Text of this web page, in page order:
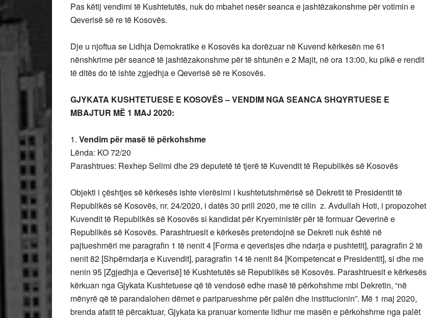
Pas këtij vendimi të Kushtetutës, nuk do mbahet nesër seanca e jashtëzakonshme për votimin e
Qeverisë së re të Kosovës.
Dje u njoftua se Lidhja Demokratike e Kosovës ka dorëzuar në Kuvend kërkesën me 61
nënshkrime për seancë të jashtëzakonshme për të shtunën e 2 Majit, në ora 13:00, ku pikë e rendit
të ditës do të ishte zgjedhja e Qeverisë së re Kosovës.
GJYKATA KUSHTETUESE E KOSOVËS – VENDIM NGA SEANCA SHQYRTUESE E
MBAJTUR MË 1 MAJ 2020:
1. Vendim për masë të përkohshme
Lënda: KO 72/20
Parashtrues: Rexhep Selimi dhe 29 deputetë të tjerë të Kuvendit të Republikës së Kosovës
Objekti i çështjes së kërkesës ishte vlerësimi i kushtetutshmërisë së Dekretit të Presidentit të
Republikës së Kosovës, nr. 24/2020, i datës 30 prill 2020, me të cilin z. Avdullah Hoti, i propozohet
Kuvendit të Republikës së Kosovës si kandidat për Kryeministër për të formuar Qeverinë e
Republikës së Kosovës. Parashtruesit e kërkesës pretendojnë se Dekreti nuk është në
pajtueshmëri me paragrafin 1 të nenit 4 [Forma e qeverisjes dhe ndarja e pushtetit], paragrafin 2 të
nenit 82 [Shpërndarja e Kuvendit], paragrafin 14 të nenit 84 [Kompetencat e Presidentit], si dhe me
nenin 95 [Zgjedhja e Qeverisë] të Kushtetutës së Republikës së Kosovës. Parashtruesit e kërkesës
kërkuan nga Gjykata Kushtetuese që të vendosë edhe masë të përkohshme mbi Dekretin, “në
mënyrë që të parandalohen dëmet e pariparueshme për palën dhe institucionin”. Më 1 maj 2020,
brenda afatit të përcaktuar, Gjykata ka pranuar komente lidhur me masën e përkohshme nga palët